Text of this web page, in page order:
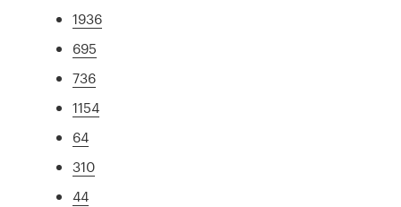
1936
695
736
1154
64
310
44